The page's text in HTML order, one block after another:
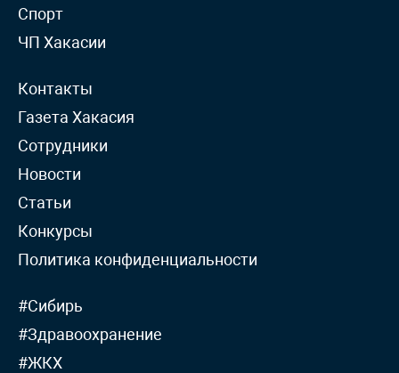
Спорт
ЧП Хакасии
Контакты
Газета Хакасия
Сотрудники
Новости
Статьи
Конкурсы
Политика конфиденциальности
#Сибирь
#Здравоохранение
#ЖКХ